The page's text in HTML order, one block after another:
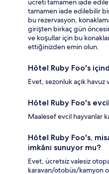
ücreti tamamen iade
tamamen iade edilebilir
bu rezervasyon,
girişten birkaç gün
ve koşullar için bu
ettiğinizden emin olun.
Hôtel Ruby Foo's
Evet, sezonluk açık havuz
Hôtel Ruby Foo's
Maalesef evcil hayvanlar
Hôtel Ruby Foo's,
imkânı sunuyor mu?
Evet, ücretsiz valesiz
karavan/otobüs/kamyon